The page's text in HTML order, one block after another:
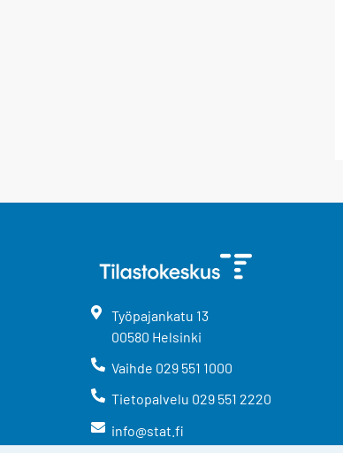
Työpajankatu 13
00580 Helsinki
Vaihde 029 551 1000
Tietopalvelu 029 551 2220
info@stat.fi